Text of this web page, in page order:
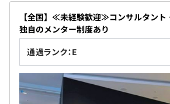
【全国】≪未経験歓迎≫コンサルタント
独自のメンター制度あり
通過ランク：E